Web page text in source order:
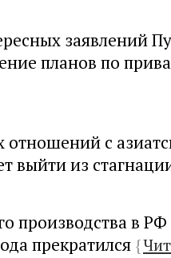
заявлений
планов по
отношений с
выйти из
производства в РФ
прекратился {